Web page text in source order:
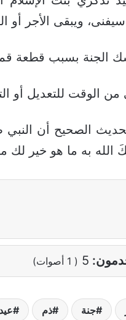
ويبقى اﻷجر أو
الجنة بسبب قطعة
الوقت للتعديل أو
الصحيح أن النبي
الله به ما هو خير
5
(
1 أصوات)
جنة ذم عيد